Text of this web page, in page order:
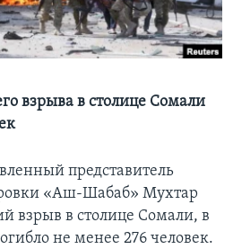
взрыва в столице Сомали
представитель
«Аш-Шабаб» Мухтар
взрыв в столице Сомали, в
не менее 276 человек.